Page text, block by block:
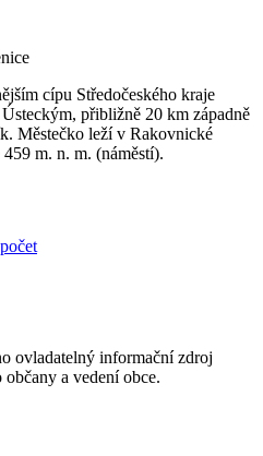
cípu Středočeského kraje
přibližně 20 km západně
Městečko leží v Rakovnické
m. n. m. (náměstí).
ovladatelný informační zdroj
a vedení obce.